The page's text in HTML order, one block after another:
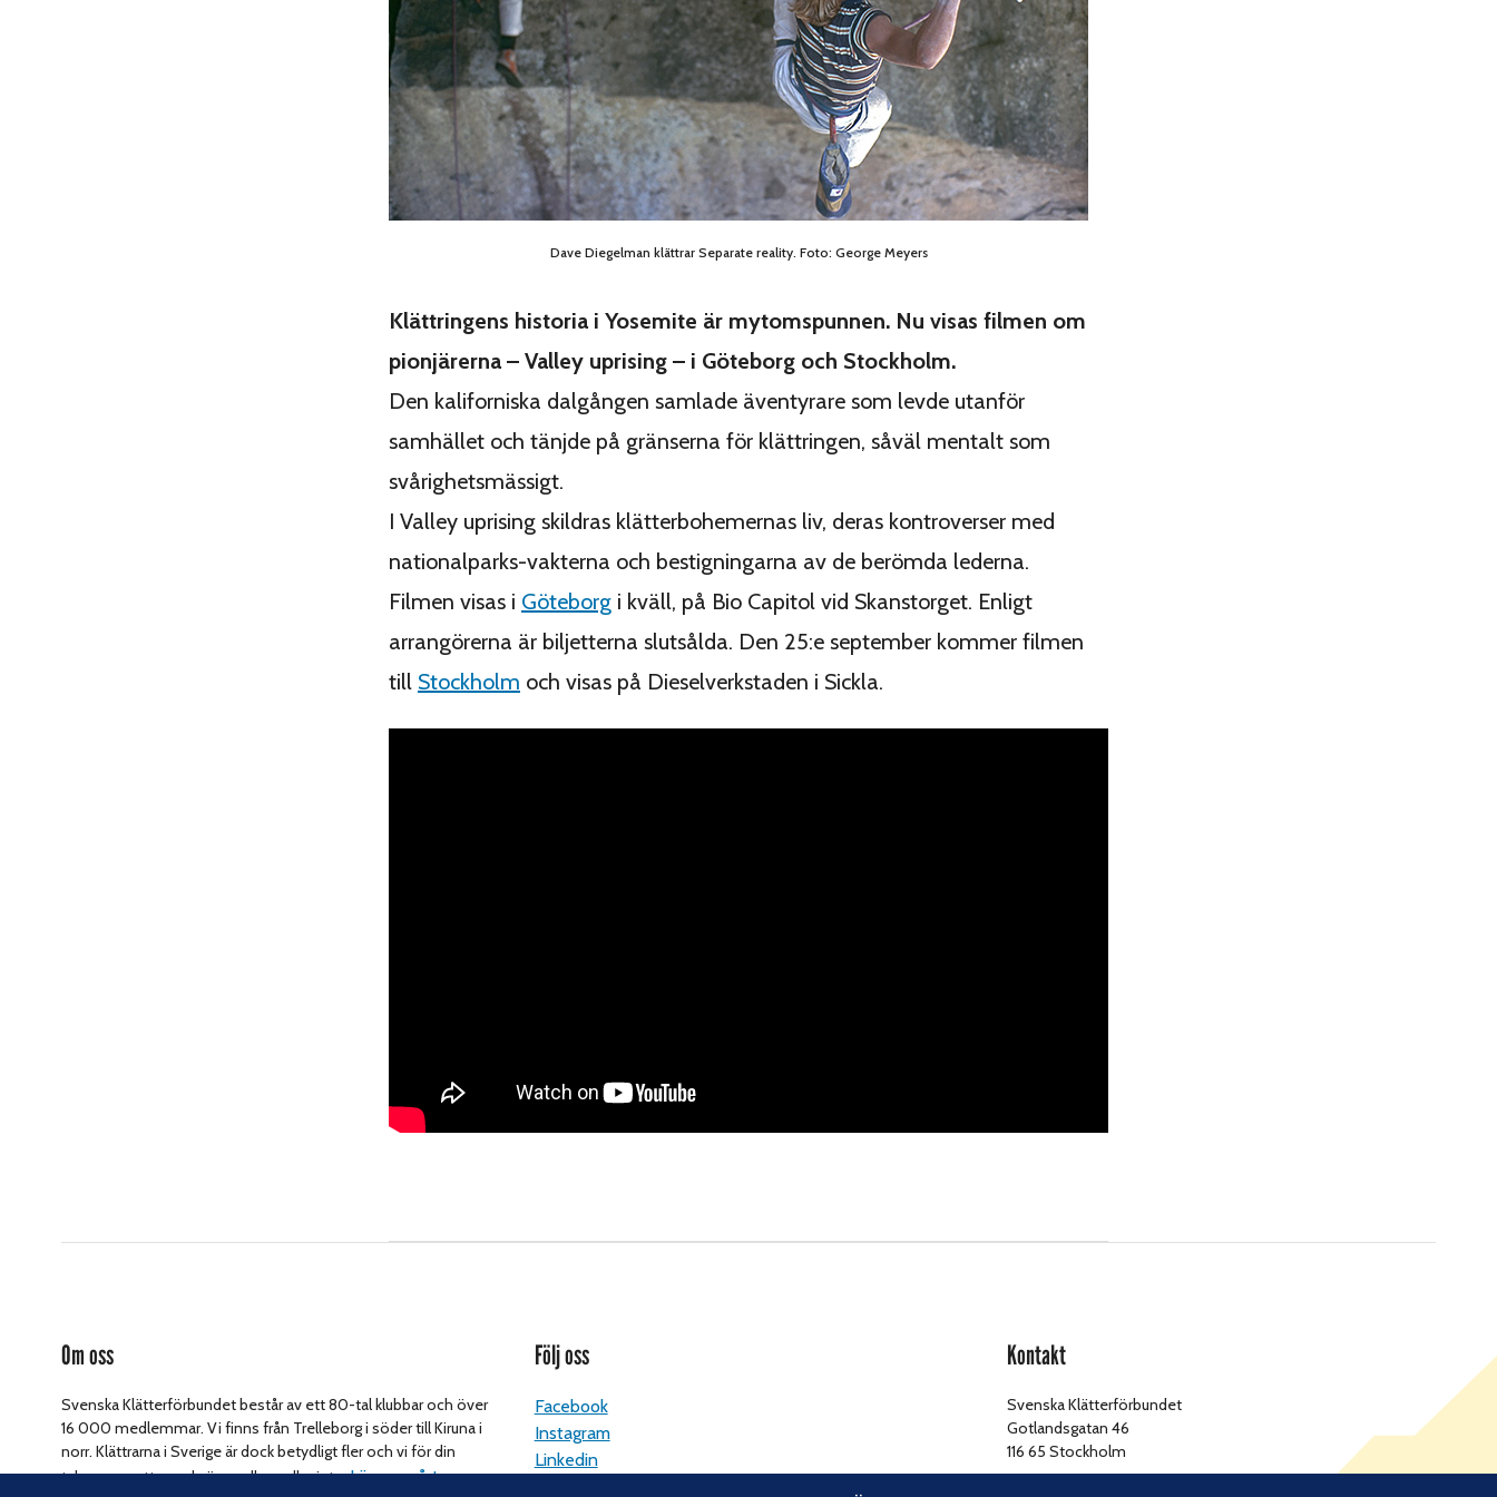
Dave Diegelman klättrar Separate reality. Foto: George Meyers
Klättringens historia i Yosemite är mytomspunnen. Nu visas filmen om
pionjärerna – Valley uprising – i Göteborg och Stockholm.
Den kaliforniska dalgången samlade äventyrare som levde utanför
samhället och tänjde på gränserna för klättringen, såväl mentalt som
svårighetsmässigt.
I Valley uprising skildras klätterbohemernas liv, deras kontroverser med
nationalparks-vakterna och bestigningarna av de berömda lederna.
Filmen visas i Göteborg i kväll, på Bio Capitol vid Skanstorget. Enligt
arrangörerna är biljetterna slutsålda. Den 25:e september kommer filmen
till Stockholm och visas på Dieselverkstaden i Sickla.
Om oss
Svenska Klätterförbundet består av ett 80-tal klubbar och över
16 000 medlemmar. Vi finns från Trelleborg i söder till Kiruna i
norr. Klättrarna i Sverige är dock betydligt fler och vi för din
talan, oavsett om du är medlem eller inte.Läs om vårt
Följ oss
Facebook
Instagram
Linkedin
Kontakt
Svenska Klätterförbundet
Gotlandsgatan 46
116 65 Stockholm